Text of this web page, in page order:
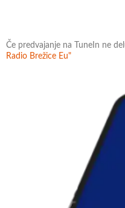
Če predvajanje na TuneIn ne
Radio Brežice Eu"